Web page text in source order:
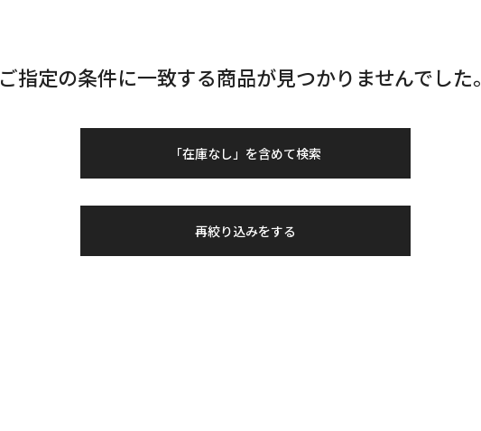
ご指定の条件に一致する商品が見つかりませんでした。
「在庫なし」を含めて検索
再絞り込みをする